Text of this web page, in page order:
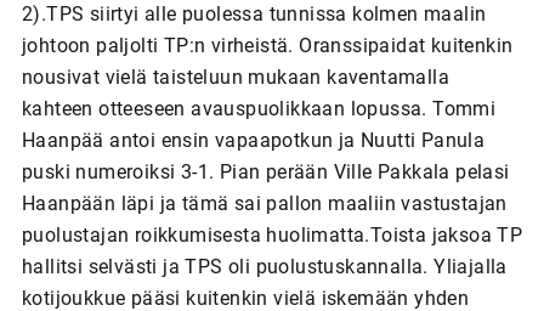
2).TPS siirtyi alle puolessa tunnissa kolmen maalin
johtoon paljolti TP:n virheistä. Oranssipaidat kuitenkin
nousivat vielä taisteluun mukaan kaventamalla
kahteen otteeseen avauspuolikkaan lopussa. Tommi
Haanpää antoi ensin vapaapotkun ja Nuutti Panula
puski numeroiksi 3-1. Pian perään Ville Pakkala pelasi
Haanpään läpi ja tämä sai pallon maaliin vastustajan
puolustajan roikkumisesta huolimatta.Toista jaksoa TP
hallitsi selvästi ja TPS oli puolustuskannalla. Yliajalla
kotijoukkue pääsi kuitenkin vielä iskemään yhden